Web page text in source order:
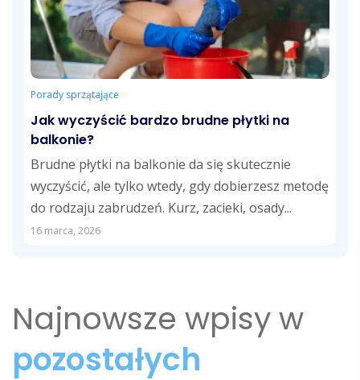
Porady sprzątające
Jak wyczyścić bardzo brudne płytki na
balkonie?
Brudne płytki na balkonie da się skutecznie
wyczyścić, ale tylko wtedy, gdy dobierzesz metodę
do rodzaju zabrudzeń. Kurz, zacieki, osady...
16 marca, 2026
Najnowsze wpisy w
pozostałych